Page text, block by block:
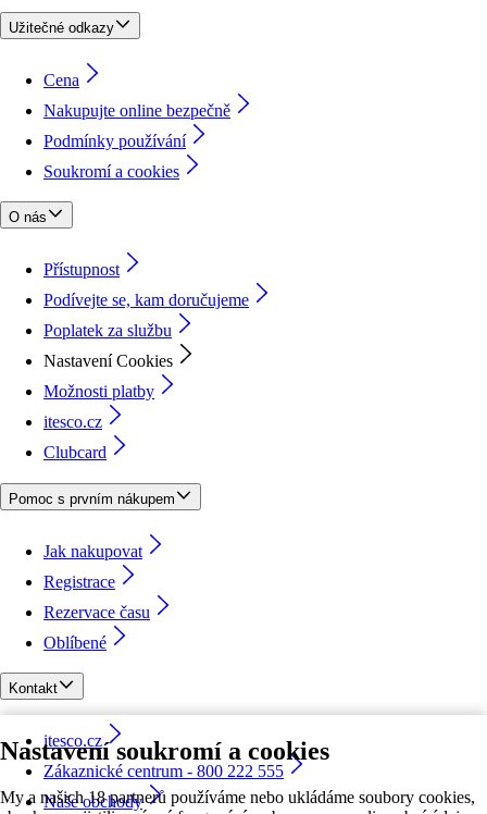
Nastavení soukromí a cookies
My a našich 18 partnerů používáme nebo ukládáme soubory cookies,
Užitečné odkazy
Cena
Nakupujte online bezpečně
Podmínky používání
Soukromí a cookies
O nás
Přístupnost
Podívejte se, kam doručujeme
Poplatek za službu
Nastavení Cookies
Možnosti platby
itesco.cz
Clubcard
Pomoc s prvním nákupem
Jak nakupovat
Registrace
Rezervace času
Oblíbené
Kontakt
itesco.cz
Zákaznické centrum - 800 222 555
Naše obchody